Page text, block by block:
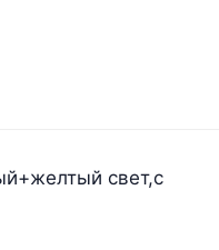
свет,с